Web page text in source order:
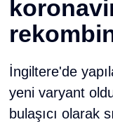
İngiltere'de
yeni varyant
bulaşıcı olarak